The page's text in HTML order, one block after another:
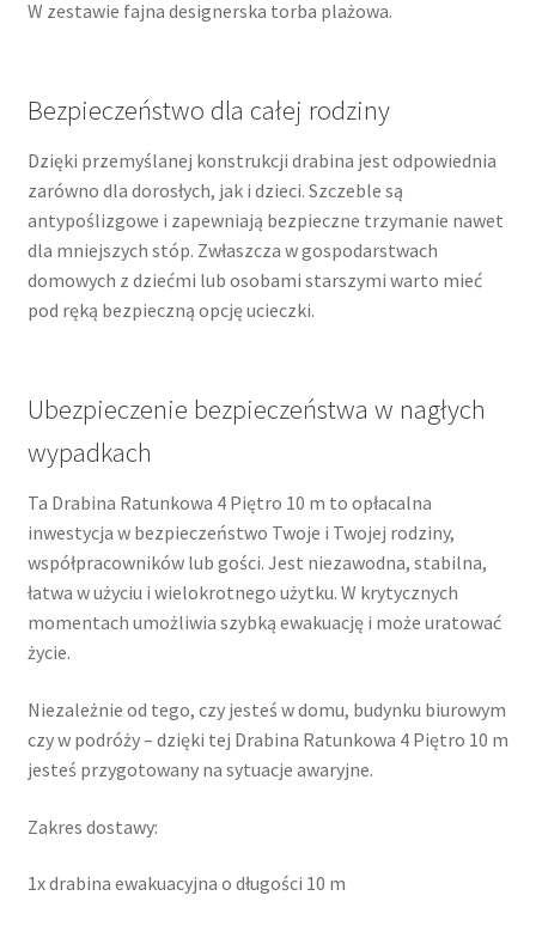
W zestawie fajna designerska torba plażowa.
Bezpieczeństwo dla całej rodziny
Dzięki przemyślanej konstrukcji drabina jest odpowiednia
zarówno dla dorosłych, jak i dzieci. Szczeble są
antypoślizgowe i zapewniają bezpieczne trzymanie nawet
dla mniejszych stóp. Zwłaszcza w gospodarstwach
domowych z dziećmi lub osobami starszymi warto mieć
pod ręką bezpieczną opcję ucieczki.
Ubezpieczenie bezpieczeństwa w nagłych
wypadkach
Ta Drabina Ratunkowa 4 Piętro 10 m to opłacalna
inwestycja w bezpieczeństwo Twoje i Twojej rodziny,
współpracowników lub gości. Jest niezawodna, stabilna,
łatwa w użyciu i wielokrotnego użytku. W krytycznych
momentach umożliwia szybką ewakuację i może uratować
życie.
Niezależnie od tego, czy jesteś w domu, budynku biurowym
czy w podróży – dzięki tej Drabina Ratunkowa 4 Piętro 10 m
jesteś przygotowany na sytuacje awaryjne.
Zakres dostawy:
1x drabina ewakuacyjna o długości 10 m